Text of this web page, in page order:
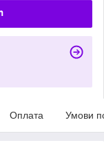
Оплата Умови